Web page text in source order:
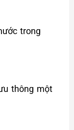
trong
thông một